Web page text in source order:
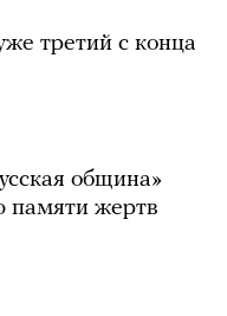
третий с конца
община»
памяти жертв